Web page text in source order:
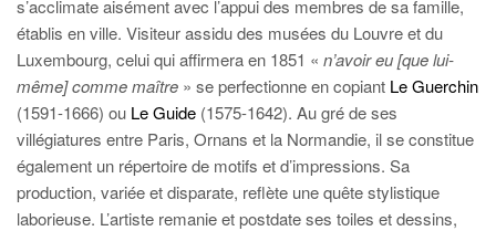
s’acclimate aisément avec l’appui des membres de sa famille,
établis en ville. Visiteur assidu des musées du Louvre et du
Luxembourg, celui qui affirmera en 1851 « n’avoir eu [que lui-
même] comme maître » se perfectionne en copiant Le Guerchin
(1591-1666) ou Le Guide (1575-1642). Au gré de ses
villégiatures entre Paris, Ornans et la Normandie, il se constitue
également un répertoire de motifs et d’impressions. Sa
production, variée et disparate, reflète une quête stylistique
laborieuse. L’artiste remanie et postdate ses toiles et dessins,